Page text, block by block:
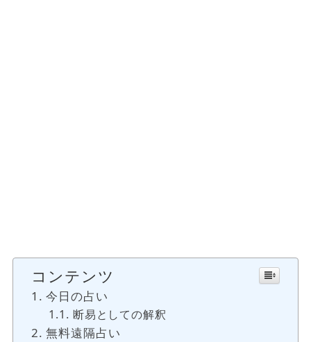
コンテンツ
今日の占い
断易としての解釈
無料遠隔占い